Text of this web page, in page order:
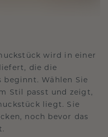
wird in einer
die die
beginnt. Wählen Sie
Stil passt und zeigt,
liegt. Sie
noch bevor das